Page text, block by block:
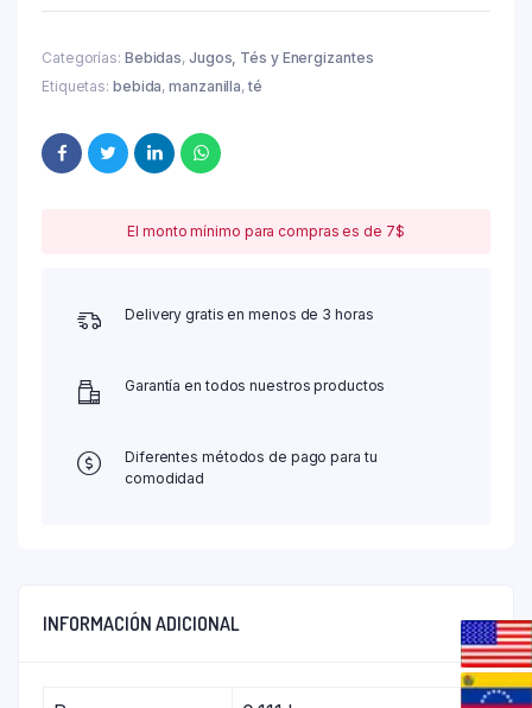
Categorías: Bebidas, Jugos, Tés y Energizantes
Etiquetas: bebida,manzanilla,té
El monto mínimo para compras es de 7$
Delivery gratis en menos de 3 horas
Garantía en todos nuestros productos
Diferentes métodos de pago para tu
comodidad
INFORMACIÓN ADICIONAL